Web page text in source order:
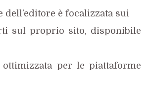
dell’editore è focalizzata sui
sul proprio sito, disponibile
per le piattaforme